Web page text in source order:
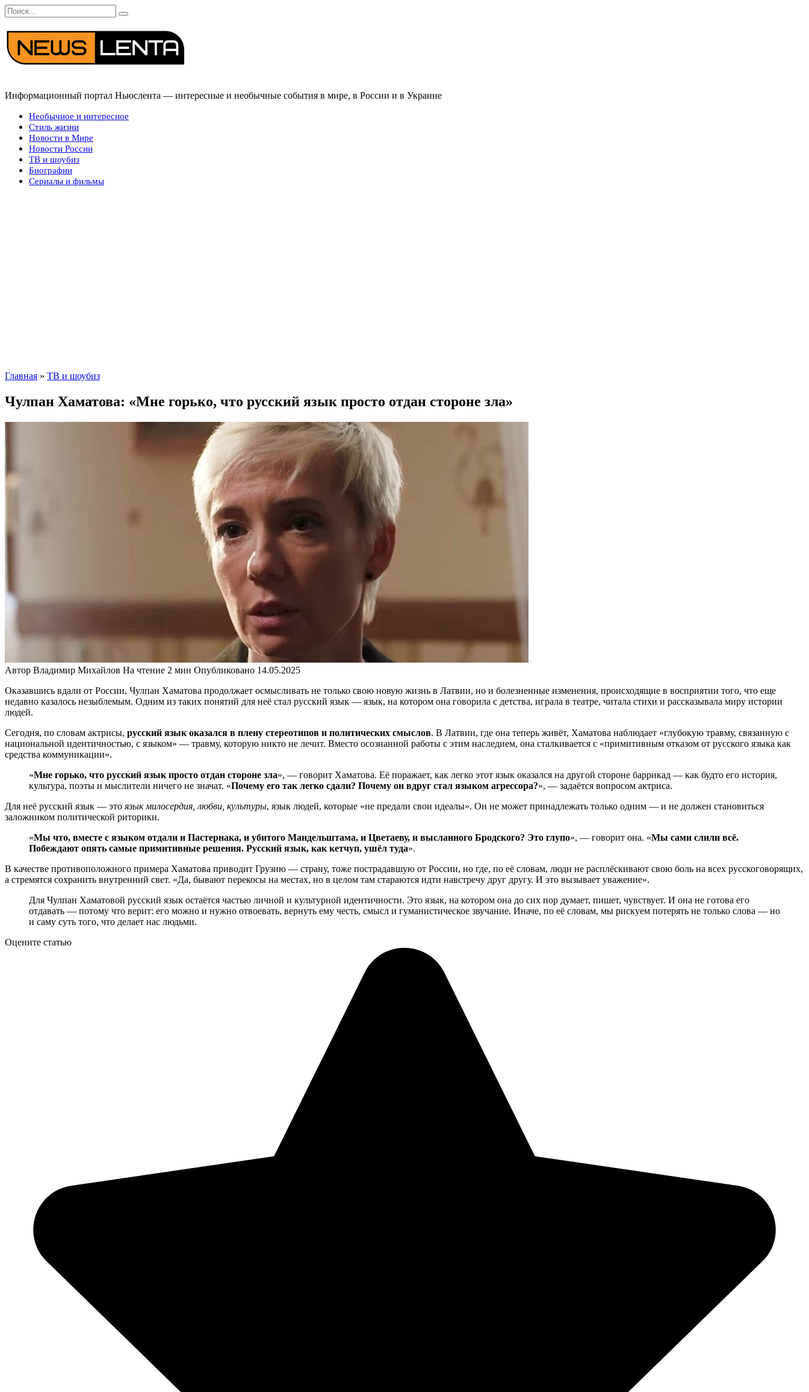
Перейти
к
содержанию
Search
for:
Информационный портал Ньюслента — интересные и необычные события в мире, в России и в Украине
Необычное и интересное
Стиль жизни
Новости в Мире
Новости России
ТВ и шоубиз
Биографии
Сериалы и фильмы
Главная » ТВ и шоубиз
Чулпан Хаматова: «Мне горько, что русский язык просто отдан стороне зла»
Автор Владимир Михайлов На чтение 2 мин Опубликовано 14.05.2025
Оказавшись вдали от России, Чулпан Хаматова продолжает осмысливать не только свою новую жизнь в Латвии, но и болезненные изменения, происходящие в восприятии того, что еще
недавно казалось незыблемым. Одним из таких понятий для неё стал русский язык — язык, на котором она говорила с детства, играла в театре, читала стихи и рассказывала миру истории
людей.
Сегодня, по словам актрисы, русский язык оказался в плену стереотипов и политических смыслов. В Латвии, где она теперь живёт, Хаматова наблюдает «глубокую травму, связанную с
национальной идентичностью, с языком» — травму, которую никто не лечит. Вместо осознанной работы с этим наследием, она сталкивается с «примитивным отказом от русского языка как
средства коммуникации».
«Мне горько, что русский язык просто отдан стороне зла», — говорит Хаматова. Её поражает, как легко этот язык оказался на другой стороне баррикад — как будто его история,
культура, поэты и мыслители ничего не значат. «Почему его так легко сдали? Почему он вдруг стал языком агрессора?», — задаётся вопросом актриса.
Для неё русский язык — это язык милосердия, любви, культуры, язык людей, которые «не предали свои идеалы». Он не может принадлежать только одним — и не должен становиться
заложником политической риторики.
«Мы что, вместе с языком отдали и Пастернака, и убитого Мандельштама, и Цветаеву, и высланного Бродского? Это глупо», — говорит она. «Мы сами слили всё.
Побеждают опять самые примитивные решения. Русский язык, как кетчуп, ушёл туда».
В качестве противоположного примера Хаматова приводит Грузию — страну, тоже пострадавшую от России, но где, по её словам, люди не расплёскивают свою боль на всех русскоговорящих,
а стремятся сохранить внутренний свет. «Да, бывают перекосы на местах, но в целом там стараются идти навстречу друг другу. И это вызывает уважение».
Для Чулпан Хаматовой русский язык остаётся частью личной и культурной идентичности. Это язык, на котором она до сих пор думает, пишет, чувствует. И она не готова его
отдавать — потому что верит: его можно и нужно отвоевать, вернуть ему честь, смысл и гуманистическое звучание. Иначе, по её словам, мы рискуем потерять не только слова — но
и саму суть того, что делает нас людьми.
Оцените статью